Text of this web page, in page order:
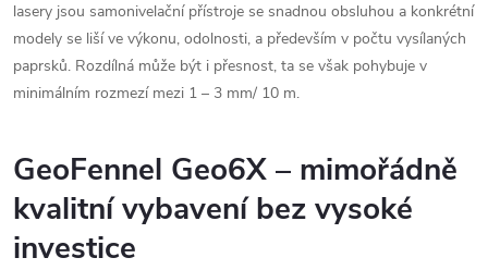
lasery jsou samonivelační přístroje se snadnou obsluhou a konkrétní
modely se liší ve výkonu, odolnosti, a především v počtu vysílaných
paprsků. Rozdílná může být i přesnost, ta se však pohybuje v
minimálním rozmezí mezi 1 – 3 mm/ 10 m.
GeoFennel Geo6X – mimořádně
kvalitní vybavení bez vysoké
investice